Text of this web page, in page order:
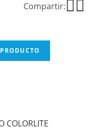
Compartir: